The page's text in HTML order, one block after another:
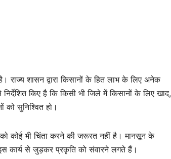
राज्य शासन द्वारा किसानों के हित लाभ के लिए अनेक
किए है कि किसी भी जिले में किसानों के लिए खाद,
को सुनिश्वित हो।
कोई भी चिंता करने की जरूरत नहीं है। मानसून के
कार्य से जुड़कर प्रकृति को संवारने लगते हैं।